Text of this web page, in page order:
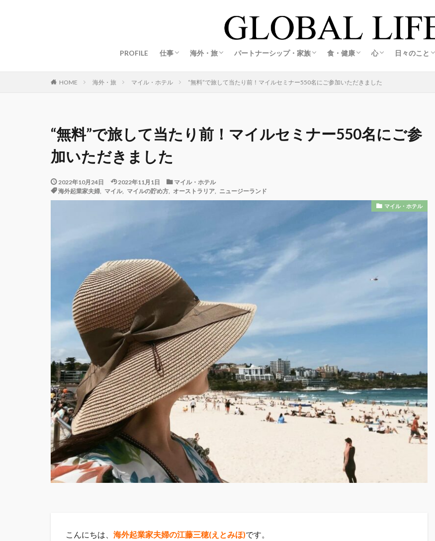
PROFILE 仕事
グローバルライフの創り方
グローバルビジネスの創り方
女性起業・経営
資産構築・お金
マインド・仕事術
目標・夢の叶え方
海外・旅
海外移住・旅する暮らし
マイル・ホテル
ドバイ生活
ドバイグルメ＆観光
マレーシア生活
マレーシアグルメ＆観光
タイ生活
タイグルメ＆観光
京都生活
京都グルメ＆観光
【海外】旅する海外起業家夫婦レポ
【日本】旅する海外起業家夫婦レポ
パートナーシップ・家族
恋愛・婚活
結婚・夫婦
妊娠・出産
海外起業家夫婦の出会いと結婚ストーリー
江藤誠哉(彼)コラム
食・健康
こころキッチン
料理・おうちごはん
オーガニック&エコライフ
心
心の整え方
日々のこと
日々の記録
私の想い
HOME 海外・旅 マイル・ホテル “無料”で旅して当たり前！マイルセミナー550名にご参加いただきました
“無料”で旅して当たり前！マイルセミナー550名にご参
加いただきました
2022年10月24日 2022年11月1日
マイル・ホテル
海外起業家夫婦, マイル, マイルの貯め方, オーストラリア, ニュージーランド
マイル・ホテル
こんにちは、 海外起業家夫婦の江藤三穂(えとみほ)です。